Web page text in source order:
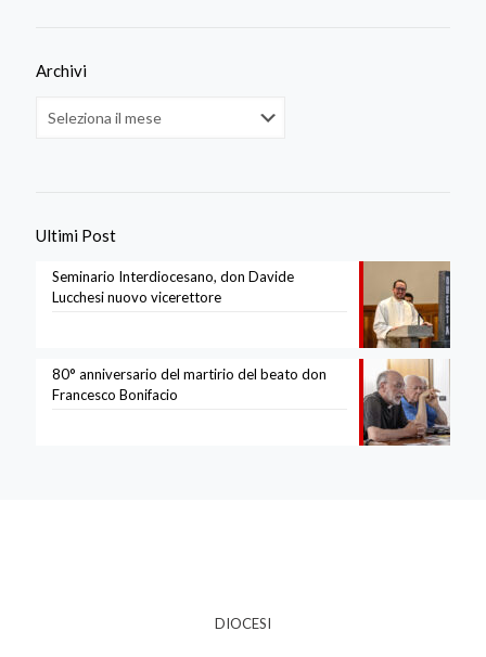
Archivi
Ultimi Post
Seminario Interdiocesano, don Davide
Lucchesi nuovo vicerettore
80° anniversario del martirio del beato don
Francesco Bonifacio
DIOCESI